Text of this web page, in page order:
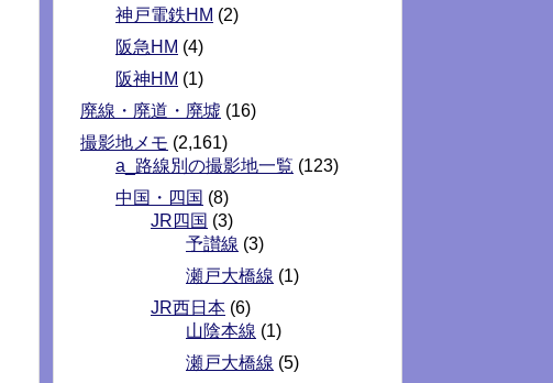
神戸電鉄HM (2)
阪急HM (4)
阪神HM (1)
廃線・廃道・廃墟 (16)
撮影地メモ (2,161)
a_路線別の撮影地一覧 (123)
中国・四国 (8)
JR四国 (3)
予讃線 (3)
瀬戸大橋線 (1)
JR西日本 (6)
山陰本線 (1)
瀬戸大橋線 (5)